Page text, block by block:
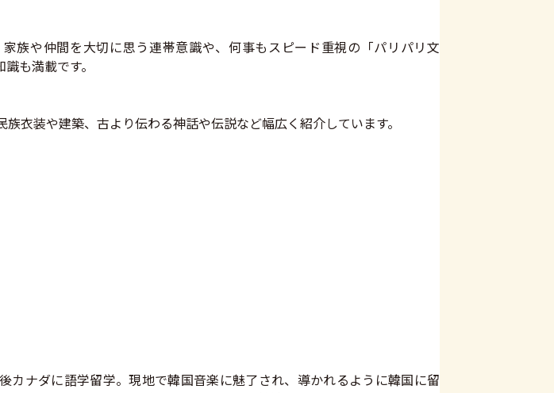
族や仲間を大切に思う連帯意識や、何事もスピード重視の「パリパリ文
も満載です。
衣装や建築、古より伝わる神話や伝説など幅広く紹介しています。
ナダに語学留学。現地で韓国音楽に魅了され、導かれるように韓国に留